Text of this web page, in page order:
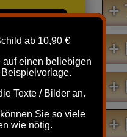
+
+
+
+
ab 10,90 €
einen beliebigen
Texte / Bilder an.
Sie so viele
wie nötig.